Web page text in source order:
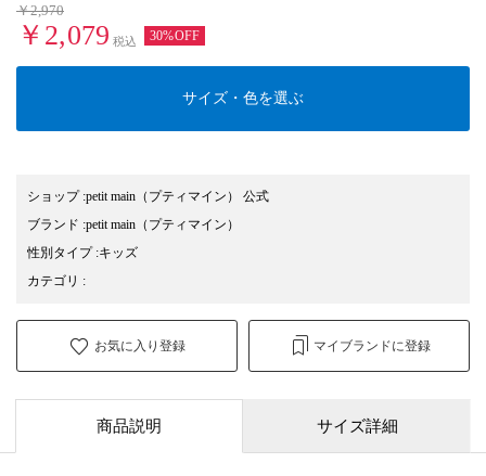
￥2,970
￥2,079 税込 30%OFF
サイズ・色を選ぶ
ショップ:petit main（プティマイン） 公式
ブランド :petit main （プティマイン）
性別タイプ:キッズ
カテゴリ :
お気に入り登録 マイブランドに登録
商品説明 サイズ詳細